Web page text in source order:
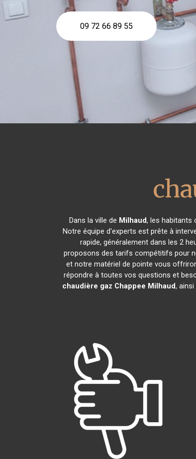
09 72 66 89 55
Dans la ville de Milhaud, les habitants
Notre équipe d'experts est prête à
rapide, généralement dans les 2
proposons des tarifs compétitifs pour
et notre matériel de pointe vous
répondre à toutes vos questions et
chaudière gaz Chappee Milhaud,